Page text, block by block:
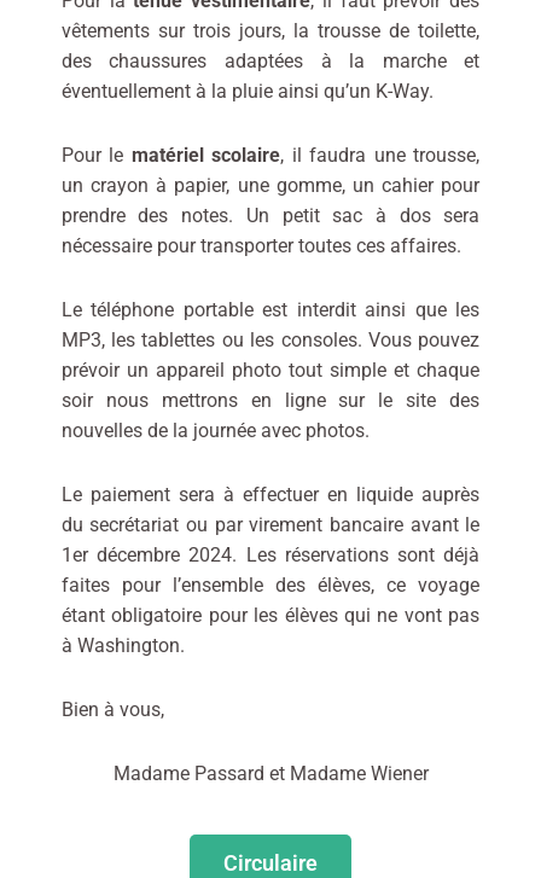
vêtements sur trois jours, la trousse de toilette,
des chaussures adaptées à la marche et
éventuellement à la pluie ainsi qu’un K-Way.
Pour le matériel scolaire, il faudra une trousse,
un crayon à papier, une gomme, un cahier pour
prendre des notes. Un petit sac à dos sera
nécessaire pour transporter toutes ces affaires.
Le téléphone portable est interdit ainsi que les
MP3, les tablettes ou les consoles. Vous pouvez
prévoir un appareil photo tout simple et chaque
soir nous mettrons en ligne sur le site des
nouvelles de la journée avec photos.
Le paiement sera à effectuer en liquide auprès
du secrétariat ou par virement bancaire avant le
1er décembre 2024. Les réservations sont déjà
faites pour l’ensemble des élèves, ce voyage
étant obligatoire pour les élèves qui ne vont pas
à Washington.
Bien à vous,
Madame Passard et Madame Wiener
Circulaire